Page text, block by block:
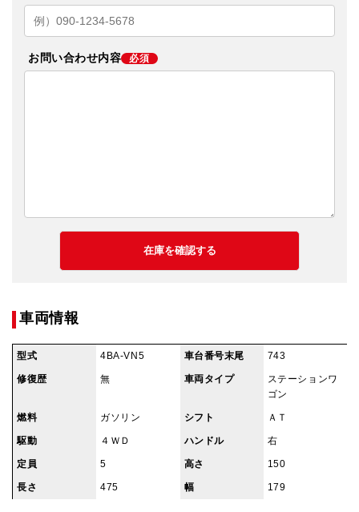
お問い合わせ内容 必須
車両情報
型式 4BA-VN5 車台番号末尾 743
修復歴 無 車両タイプ
ステーションワ
ゴン
燃料 ガソリン シフト ＡＴ
駆動 ４ＷＤ ハンドル 右
定員 5 高さ 150
長さ 475 幅 179